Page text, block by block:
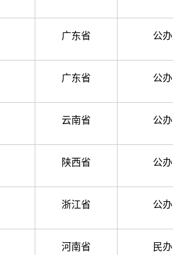
广东省 公办
广东省 公办
云南省 公办
陕西省 公办
浙江省 公办
河南省 民办